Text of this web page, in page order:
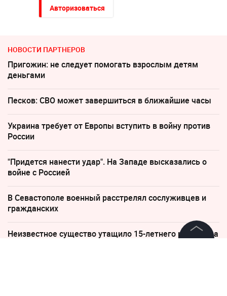
Авторизоваться
НОВОСТИ ПАРТНЕРОВ
Пригожин: не следует помогать взрослым детям
деньгами
Песков: СВО может завершиться в ближайшие часы
Украина требует от Европы вступить в войну против
России
"Придется нанести удар". На Западе высказались о
войне с Россией
В Севастополе военный расстрелял сослуживцев и
гражданских
Неизвестное существо утащило 15-летнего рыбака на